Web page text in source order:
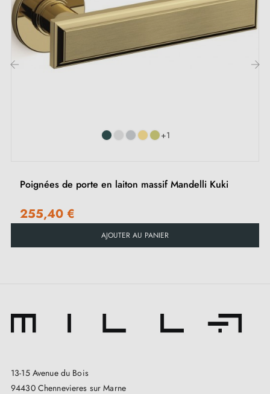
montage à vos besoins.
+1
Poignées de porte en laiton massif Mandelli Kuki
255,40 €
AJOUTER AU PANIER
13-15 Avenue du Bois
94430 Chennevieres sur Marne